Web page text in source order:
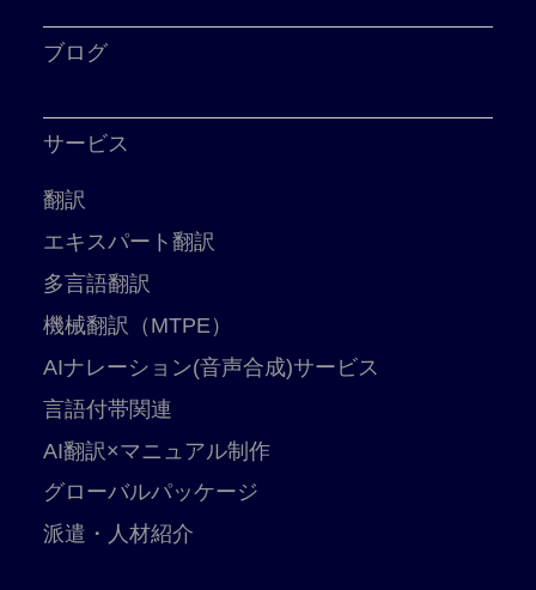
ブログ
サービス
翻訳
エキスパート翻訳
多言語翻訳
機械翻訳（MTPE）
AIナレーション(音声合成)サービス
言語付帯関連
AI翻訳×マニュアル制作
グローバルパッケージ
派遣・人材紹介